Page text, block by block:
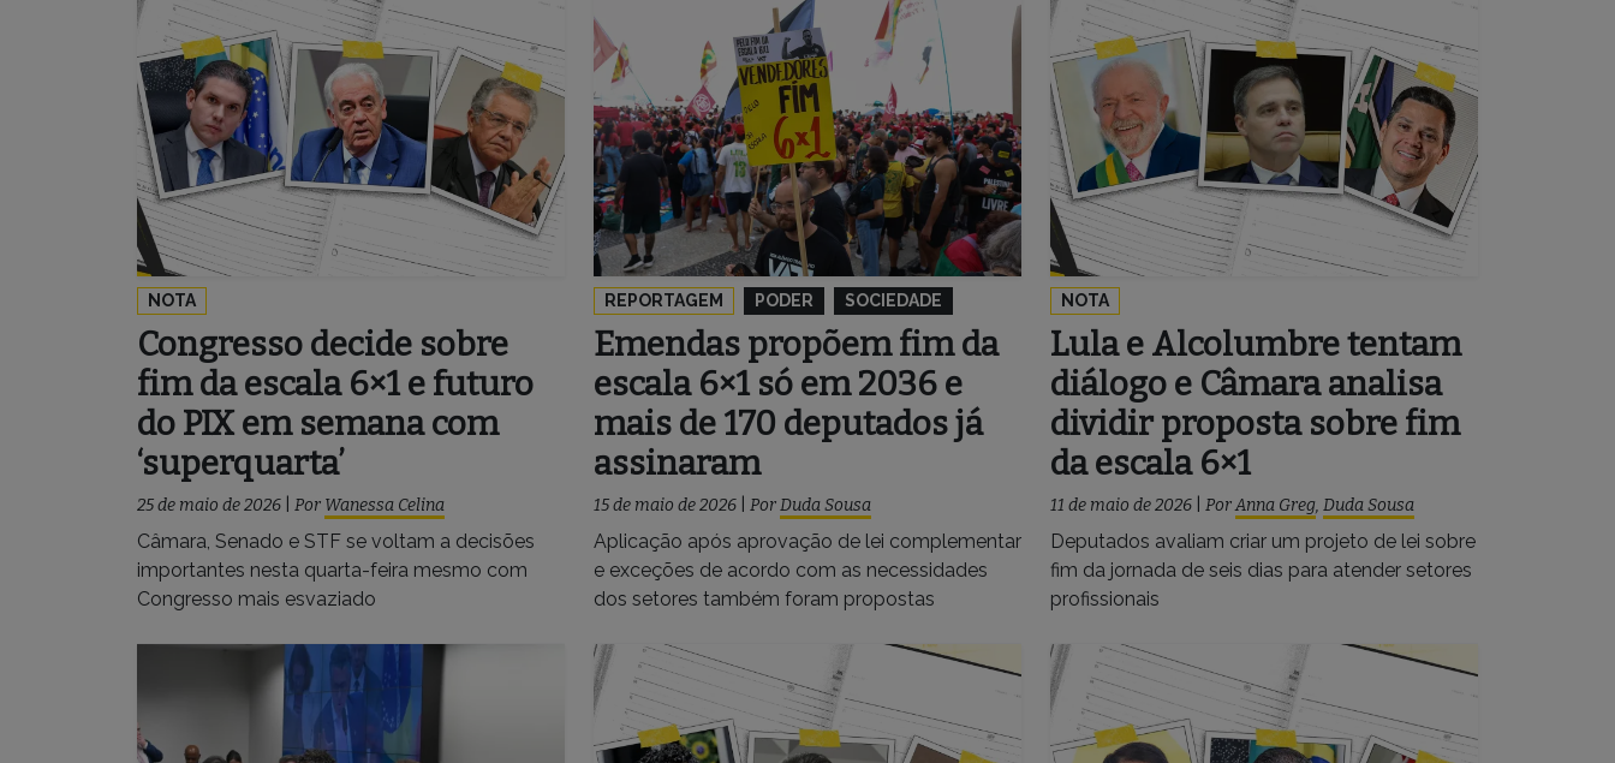
NOTA
Congresso decide sobre
fim da escala 6×1 e futuro
do PIX em semana com
‘superquarta’
25 de maio de 2026 Por Wanessa Celina
Câmara, Senado e STF se voltam a decisões
importantes nesta quarta-feira mesmo com
Congresso mais esvaziado
REPORTAGEM PODER SOCIEDADE
Emendas propõem fim da
escala 6×1 só em 2036 e
mais de 170 deputados já
assinaram
15 de maio de 2026 PorDuda Sousa
Aplicação após aprovação de lei complementar
e exceções de acordo com as necessidades
dos setores também foram propostas
NOTA
Lula e Alcolumbre tentam
diálogo e Câmara analisa
dividir proposta sobre fim
da escala 6×1
11 de maio de 2026 PorAnna Greg, Duda Sousa
Deputados avaliam criar um projeto de lei sobre
fim da jornada de seis dias para atender setores
profissionais